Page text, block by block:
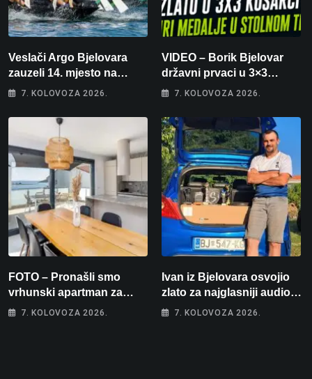
Veslači Argo Bjelovara
zauzeli 14. mjesto na
brzincu
7. KOLOVOZA 2026.
VIDEO – Borik Bjelovar
državni prvaci u 3×3
košarci, Klara Končar je
stolnom tenisu!
7. KOLOVOZA 2026.
FOTO – Pronašli smo
vrhunski apartman za
odmor: Pogled na more, tri
7. KOLOVOZA 2026.
Ivan iz Bjelovara osvojio
zlato za najglasniji audio
sustav i srušio osobni
7. KOLOVOZA 2026.